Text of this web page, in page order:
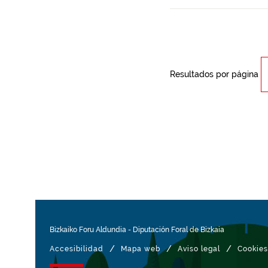
Resultados por página
Bizkaiko Foru Aldundia - Diputación Foral de Bizkaia
Accesibilidad / Mapa web / Aviso legal / Cookies